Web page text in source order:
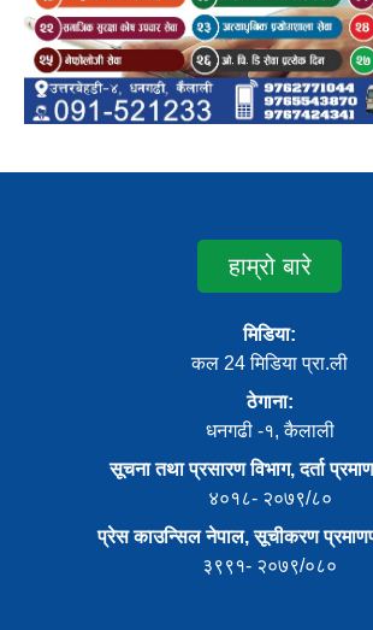
हाम्रो बारे
मिडिया:
कल 24 मिडिया प्रा.ली
ठेगाना:
धनगढी -१, कैलाली
सूचना तथा प्रसारण विभाग, दर्ता
४०१८- २०७९/८०
प्रेस काउन्सिल नेपाल, सूचीकरण
३९९१- २०७९/०८०